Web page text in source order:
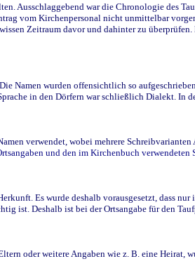
Ausschlaggebend war die Chronologie des
vom Kirchenpersonal nicht unmittelbar
Zeitraum davor und dahinter zu
Namen wurden offensichtlich so
in den Dörfern war schließlich Dialekt.
verwendet, wobei mehrere
und den im Kirchenbuch verwendeten
Es wurde deshalb vorausgesetzt, dass
ist. Deshalb ist bei der Ortsangabe für den
oder weitere Angaben wie z. B. eine Heirat,